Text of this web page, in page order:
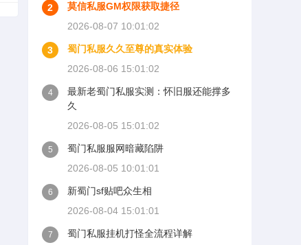
2
莫信私服GM权限获取捷径
2026-08-07 10:01:02
3
蜀门私服久久至尊的真实体验
2026-08-06 15:01:02
4
最新老蜀门私服实测：怀旧服还能撑多
久
2026-08-05 15:01:02
5
蜀门私服服网暗藏陷阱
2026-08-05 10:01:01
6
新蜀门sf贴吧众生相
2026-08-04 15:01:01
7
蜀门私服挂机打怪全流程详解